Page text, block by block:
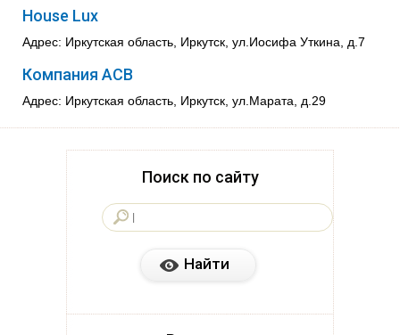
House Lux
Адрес: Иркутская область, Иркутск, ул.Иосифа Уткина, д.7
Компания АСВ
Адрес: Иркутская область, Иркутск, ул.Марата, д.29
Поиск по сайту